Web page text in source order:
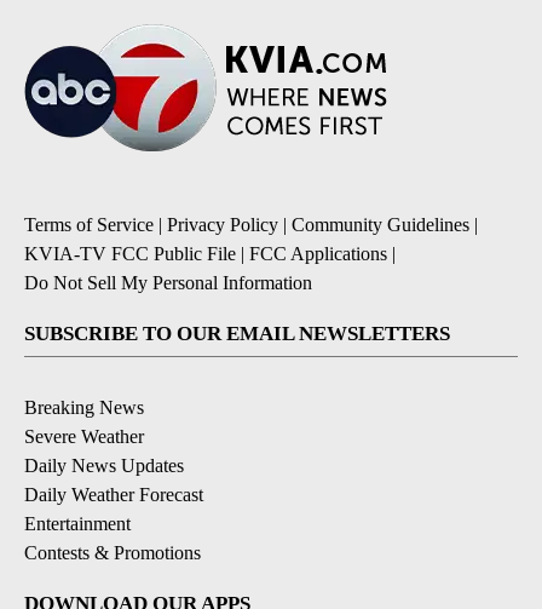
Terms of Service | Privacy Policy | Community Guidelines |
KVIA-TV FCC Public File | FCC Applications |
Do Not Sell My Personal Information
SUBSCRIBE TO OUR EMAIL NEWSLETTERS
Breaking News
Severe Weather
Daily News Updates
Daily Weather Forecast
Entertainment
Contests & Promotions
DOWNLOAD OUR APPS